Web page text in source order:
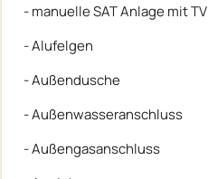
- manuelle SAT Anlage mit TV
- Alufelgen
- Außendusche
- Außenwasseranschluss
- Außengasanschluss